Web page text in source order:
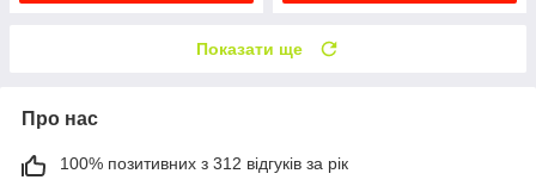
Показати ще
Про нас
100% позитивних з 312 відгуків за рік